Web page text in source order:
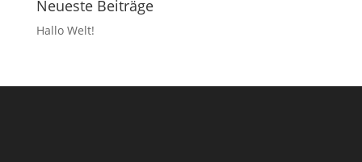
Neueste Beiträge
Hallo Welt!